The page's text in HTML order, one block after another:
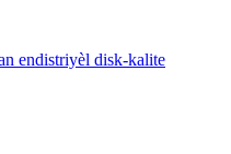
endistriyèl disk-kalite